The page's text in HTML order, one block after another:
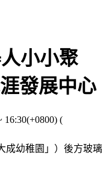
小小聚
發展中心
16:30(+0800) (
成幼稚園」）後方玻璃